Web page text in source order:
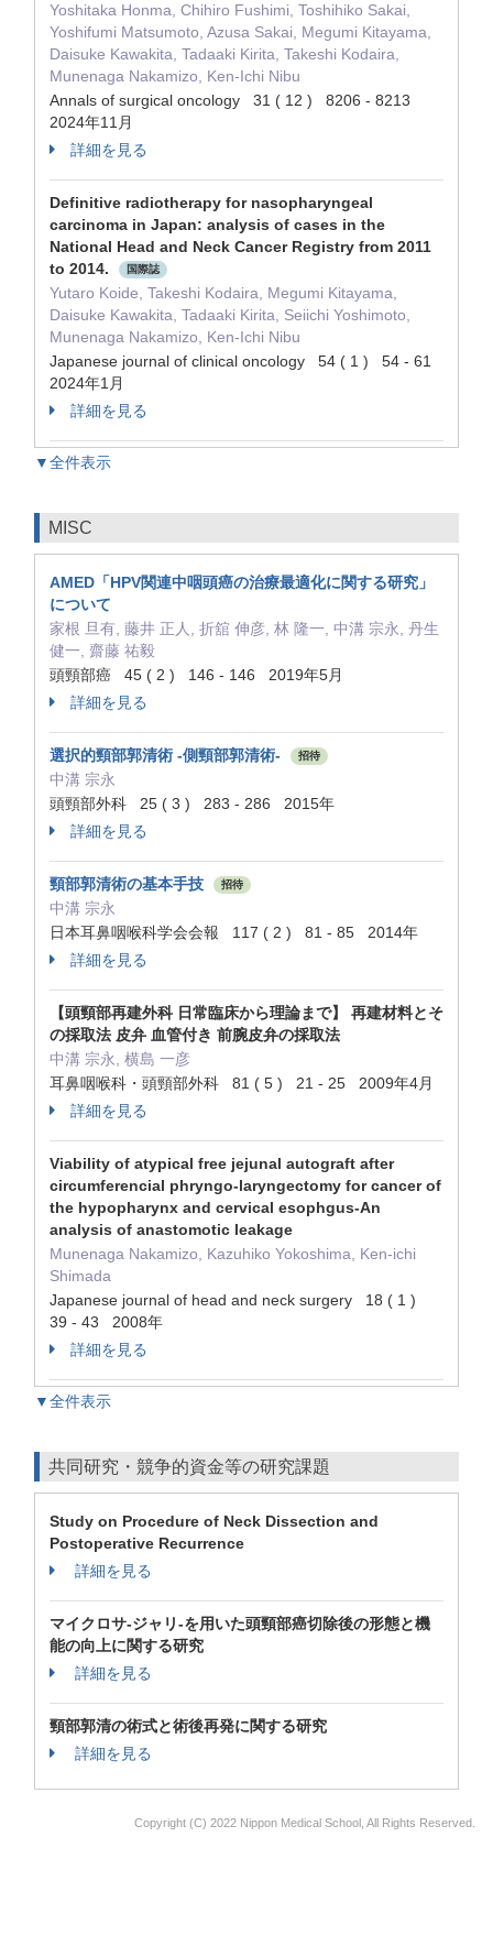
Yoshitaka Honma, Chihiro Fushimi, Toshihiko Sakai,
Yoshifumi Matsumoto, Azusa Sakai, Megumi Kitayama,
Daisuke Kawakita, Tadaaki Kirita, Takeshi Kodaira,
Munenaga Nakamizo, Ken-Ichi Nibu
Annals of surgical oncology 31 ( 12 ) 8206 - 8213
2024年11月
詳細を見る
Definitive radiotherapy for nasopharyngeal
carcinoma in Japan: analysis of cases in the
National Head and Neck Cancer Registry from 2011
to 2014.
国際誌
Yutaro Koide, Takeshi Kodaira, Megumi Kitayama,
Daisuke Kawakita, Tadaaki Kirita, Seiichi Yoshimoto,
Munenaga Nakamizo, Ken-Ichi Nibu
Japanese journal of clinical oncology 54 ( 1 ) 54 - 61
2024年1月
詳細を見る
▼全件表示
MISC
AMED「HPV関連中咽頭癌の治療最適化に関する研究」
について
家根 旦有, 藤井 正人, 折舘 伸彦, 林 隆一, 中溝 宗永, 丹生
健一, 齋藤 祐毅
頭頸部癌 45 ( 2 ) 146 - 146 2019年5月
詳細を見る
選択的頸部郭清術 ‐側頸部郭清術‐ 招待
中溝 宗永
頭頸部外科 25 ( 3 ) 283 - 286 2015年
詳細を見る
頸部郭清術の基本手技 招待
中溝 宗永
日本耳鼻咽喉科学会会報 117 ( 2 ) 81 - 85 2014年
詳細を見る
【頭頸部再建外科 日常臨床から理論まで】 再建材料とそ
の採取法 皮弁 血管付き 前腕皮弁の採取法
中溝 宗永, 横島 一彦
耳鼻咽喉科・頭頸部外科 81 ( 5 ) 21 - 25 2009年4月
詳細を見る
Viability of atypical free jejunal autograft after
circumferencial phryngo-laryngectomy for cancer of
the hypopharynx and cervical esophgus-An
analysis of anastomotic leakage
Munenaga Nakamizo, Kazuhiko Yokoshima, Ken-ichi
Shimada
Japanese journal of head and neck surgery 18 ( 1 )
39 - 43 2008年
詳細を見る
▼全件表示
共同研究・競争的資金等の研究課題
Study on Procedure of Neck Dissection and
Postoperative Recurrence
詳細を見る
マイクロサ-ジャリ-を用いた頭頸部癌切除後の形態と機
能の向上に関する研究
詳細を見る
頸部郭清の術式と術後再発に関する研究
詳細を見る
Copyright (C) 2022 Nippon Medical School, All Rights Reserved.